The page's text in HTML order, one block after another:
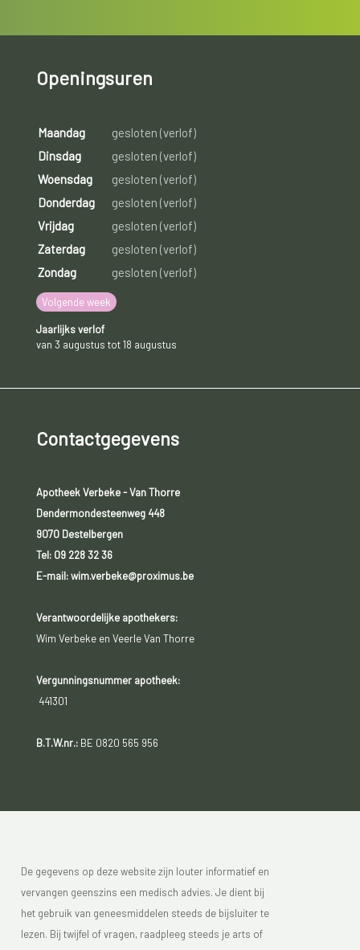
Openingsuren
Maandag
gesloten (verlof)
Dinsdag
gesloten (verlof)
Woensdag
gesloten (verlof)
Donderdag
gesloten (verlof)
Vrijdag
gesloten (verlof)
Zaterdag
gesloten (verlof)
Zondag
gesloten (verlof)
Volgende week
Jaarlijks verlof
van 3 augustus tot 18 augustus
Contactgegevens
Apotheek Verbeke - Van Thorre
Dendermondesteenweg 448
9070 Destelbergen
Tel: 09 228 32 36
E-mail: wim.verbeke@proximus.be
Verantwoordelijke apothekers:
Wim Verbeke en Veerle Van Thorre
Vergunningsnummer apotheek:
441301
B.T.W.nr.:BE 0820 565 956
De gegevens op deze website zijn louter informatief en
vervangen geenszins een medisch advies. Je dient bij
het gebruik van geneesmiddelen steeds de bijsluiter te
lezen. Bij twijfel of vragen, raadpleeg steeds je arts of